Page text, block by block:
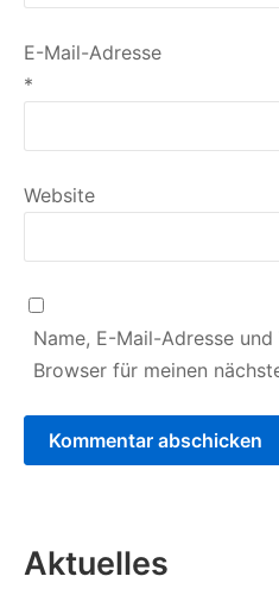
E-Mail-Adresse
*
Website
Name, E-Mail-Adresse
Browser für meinen
Aktuelles